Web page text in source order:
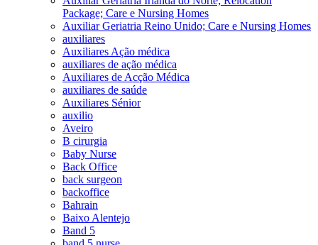
Package; Care e Nursing Homes
Auxiliar Geriatria Reino Unido; Care e Nursing Homes
auxiliares
Auxiliares Ação médica
auxiliares de ação médica
Auxiliares de Acção Médica
auxiliares de saúde
Auxiliares Sénior
auxilio
Aveiro
B cirurgia
Baby Nurse
Back Office
back surgeon
backoffice
Bahrain
Baixo Alentejo
Band 5